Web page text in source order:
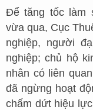
Để tăng tốc làm
vừa qua, Cục
nghiệp, người
nghiệp; chủ hộ
nhân có liên
đã ngừng hoạt
chấm dứt hiệu